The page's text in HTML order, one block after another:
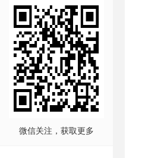
微信关注，获取更多